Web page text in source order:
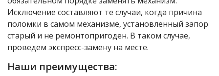
Исключение составляют те случаи, когда причина
поломки в самом механизме, установленный запор
старый и не ремонтопригоден. В таком случае,
проведем экспресс-замену на месте.
Наши преимущества: